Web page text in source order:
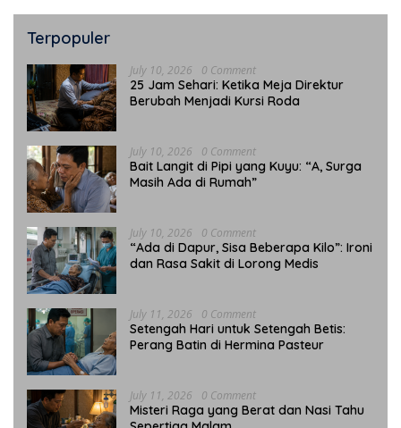
Terpopuler
July 10, 2026 0 Comment
25 Jam Sehari: Ketika Meja Direktur
Berubah Menjadi Kursi Roda
July 10, 2026 0 Comment
Bait Langit di Pipi yang Kuyu: “A, Surga
Masih Ada di Rumah”
July 10, 2026 0 Comment
“Ada di Dapur, Sisa Beberapa Kilo”: Ironi
dan Rasa Sakit di Lorong Medis
July 11, 2026 0 Comment
Setengah Hari untuk Setengah Betis:
Perang Batin di Hermina Pasteur
July 11, 2026 0 Comment
Misteri Raga yang Berat dan Nasi Tahu